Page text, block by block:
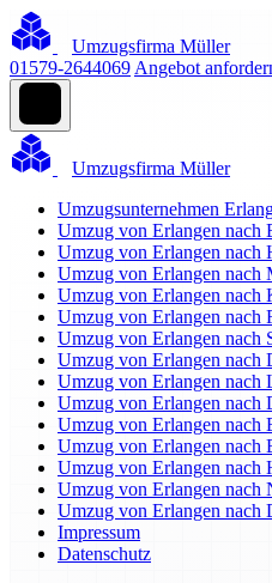
Umzugsfirma Müller
01579-2644069 Angebot
Umzugsfirma Müller
Umzugsunternehmen
Umzug von Erlangen nach
Umzug von Erlangen nach
Umzug von Erlangen nach
Umzug von Erlangen nach
Umzug von Erlangen nach
Umzug von Erlangen nach
Umzug von Erlangen nach
Umzug von Erlangen nach
Umzug von Erlangen nach
Umzug von Erlangen nach
Umzug von Erlangen nach
Umzug von Erlangen nach
Umzug von Erlangen nach
Umzug von Erlangen nach
Impressum
Datenschutz